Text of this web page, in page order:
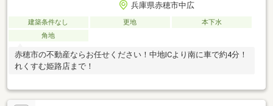
兵庫県赤穂市中広
建築条件なし 更地
本下水
角地
赤穂市の不動産ならお任せください！中地ICより南に車で約4分！
れくすむ姫路店まで！